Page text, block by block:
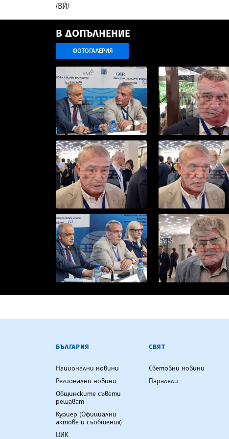
/ВЙ/
В ДОПЪЛНЕНИЕ
ФОТОГАЛЕРИЯ
БЪЛГАРСКА ТЕЛЕГРАФНА
БЪЛГАРИЯ
Национални новини
Регионални новини
Общинските съвети
решават
Куриер (Официални
актове и съобщения)
ЦИК
СВЯТ
Световни новини
Паралели